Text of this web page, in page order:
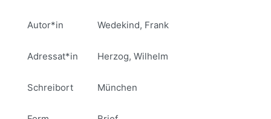
Autor*in Wedekind, Frank
Adressat*in Herzog, Wilhelm
Schreibort München